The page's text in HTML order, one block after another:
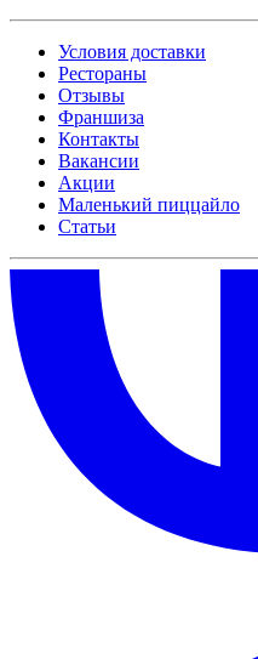
Условия доставки
Рестораны
Отзывы
Франшиза
Контакты
Вакансии
Акции
Маленький пиццайло
Статьи